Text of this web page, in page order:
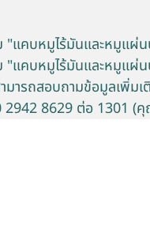
แคบหมูไร้มันและหมูแผ่
แคบหมูไร้มันและหมูแผ่
ารถสอบถามข้อมูลเพิ่ม
2942 8629 ต่อ 1301 (